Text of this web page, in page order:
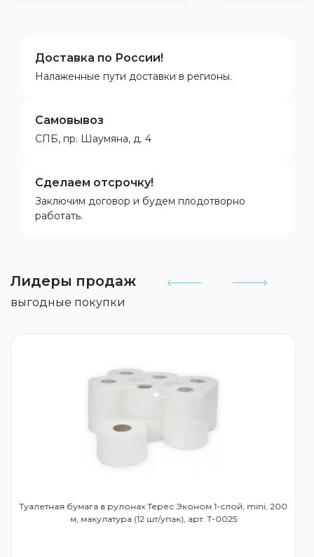
Доставка по России!
Налаженные пути доставки в регионы.
Самовывоз
СПБ, пр. Шаумяна, д. 4
Сделаем отсрочку!
Заключим договор и будем плодотворно
работать.
Лидеры продаж
выгодные покупки
Туалетная бумага в рулонах Терес Эконом 1-слой, mini, 200
м, макулатура (12 шт/упак), арт. Т-0025